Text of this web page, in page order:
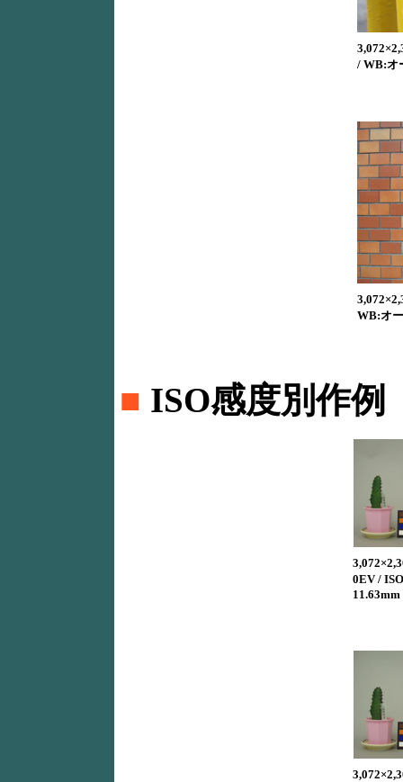
/ WB:オ
WB:オ
■ ISO感度別作例
0EV /
11.63mm